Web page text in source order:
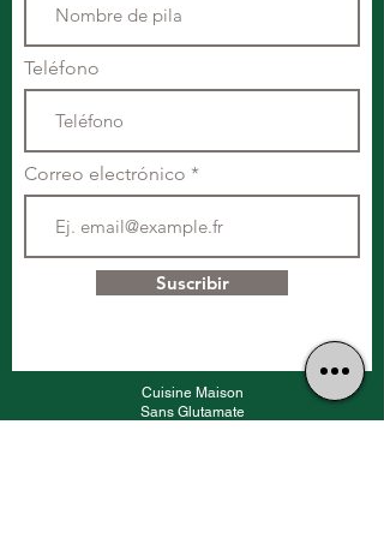
Teléfono
Correo electrónico
Suscribir
Cuisine Maison
Sans Glutamate